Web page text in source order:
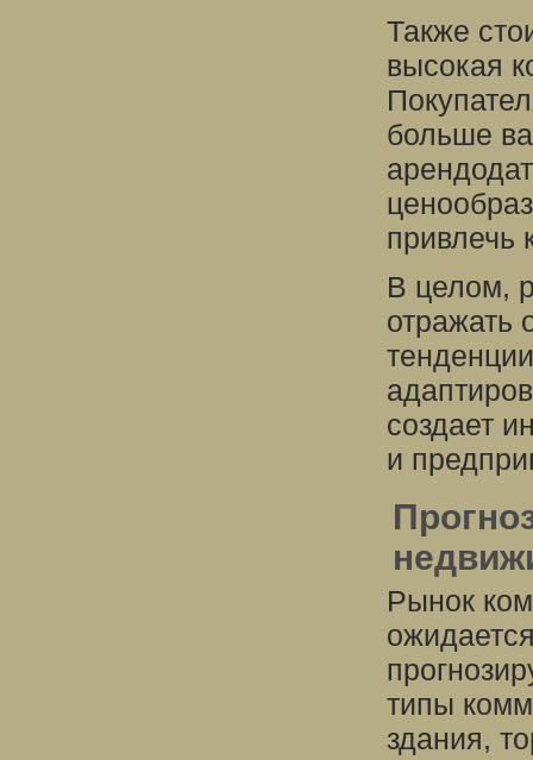
Также
высокая
больше
привлечь
В целом,
отражать
создает
и
Рынок
типы
здания,